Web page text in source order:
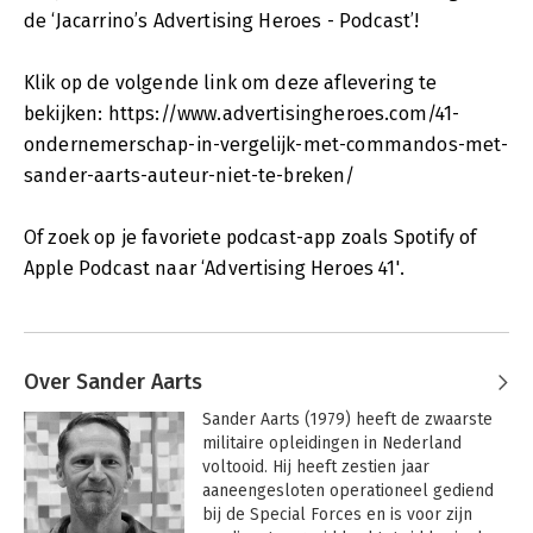
de ‘Jacarrino’s Advertising Heroes - Podcast’!
Klik op de volgende link om deze aflevering te
bekijken: https://www.advertisingheroes.com/41-
ondernemerschap-in-vergelijk-met-commandos-met-
sander-aarts-auteur-niet-te-breken/
Of zoek op je favoriete podcast-app zoals Spotify of
Apple Podcast naar ‘Advertising Heroes 41'.
Over Sander Aarts
Sander Aarts (1979) heeft de zwaarste
militaire opleidingen in Nederland
voltooid. Hij heeft zestien jaar
aaneengesloten operationeel gediend
bij de Special Forces en is voor zijn